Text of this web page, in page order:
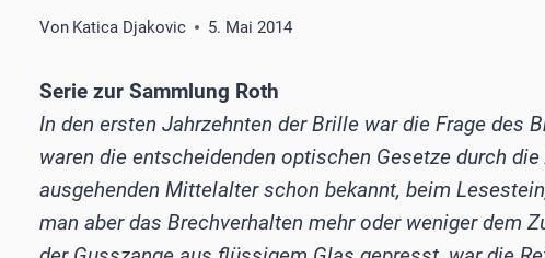
Von Katica Djakovic 5. Mai 2014
Serie zur Sammlung Roth
In den ersten Jahrzehnten der Brille war die Frage des
waren die entscheidenden optischen Gesetze durch
ausgehenden Mittelalter schon bekannt, beim
man aber das Brechverhalten mehr oder weniger dem